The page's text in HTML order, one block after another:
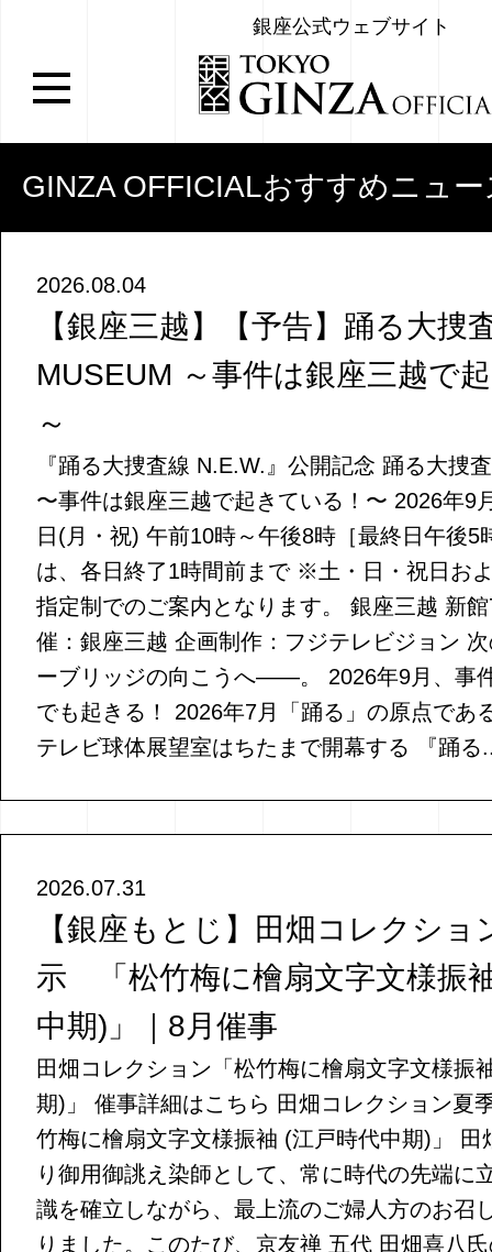
銀座公式ウェブサイト
GINZA OFFICIALおすすめニュー
2026.08.04
【銀座三越】【予告】踊る大捜
MUSEUM ～事件は銀座三越で
～
『踊る大捜査線 N.E.W.』公開記念 踊る大捜
〜事件は銀座三越で起きている！〜 2026年9
日(月・祝) 午前10時～午後8時［最終日午後
は、各日終了1時間前まで ※土・日・祝日お
指定制でのご案内となります。 銀座三越 新
催：銀座三越 企画制作：フジテレビジョン
ーブリッジの向こうへ——。 2026年9月、事
でも起きる！ 2026年7月「踊る」の原点であ
テレビ球体展望室はちたまで開幕する 『踊る
2026.07.31
【銀座もとじ】田畑コレクショ
示 「松竹梅に檜扇文字文様振
中期)」｜8月催事
田畑コレクション「松竹梅に檜扇文字文様振
期)」 催事詳細はこちら 田畑コレクション
竹梅に檜扇文字文様振袖 (江戸時代中期)」 田
り御用御誂え染師として、常に時代の先端に
識を確立しながら、最上流のご婦人方のお召
りました。このたび、京友禅 五代 田畑喜八